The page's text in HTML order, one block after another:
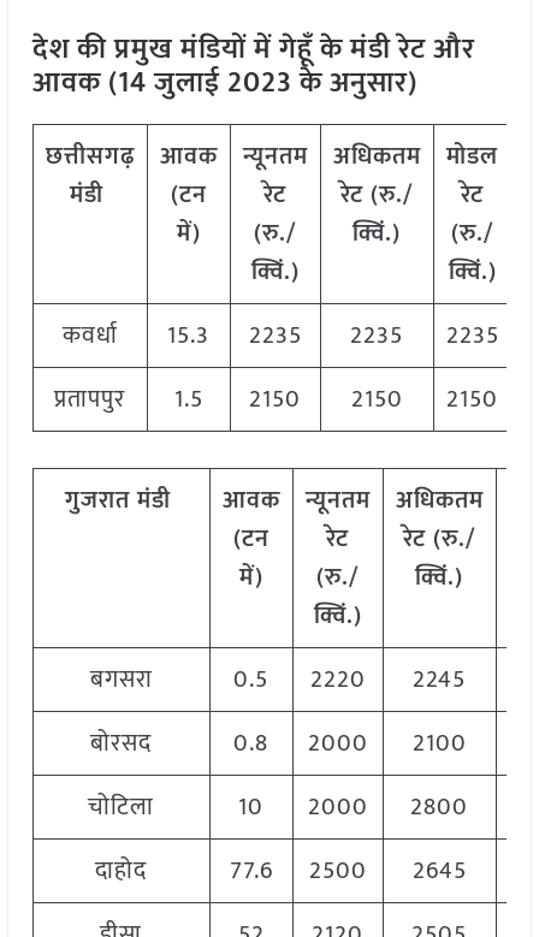
देश की प्रमुख मंडियों में गेहूँ के मंडी रेट और
आवक (14 जुलाई 2023 के अनुसार)
छत्तीसगढ़
मंडी
आवक
(टन
में)
न्यूनतम
रेट
(रु./
क्विं.)
अधिकतम
रेट (रु./
क्विं.)
मोडल
रेट
(रु./
क्विं.)
कवर्धा
15.3 2235 2235
2235
प्रतापपुर
1.5 2150 2150 2150
गुजरातमंडी
आवक
(टन
में)
न्यूनतम
रेट
(रु./
क्विं.)
अधिकतम
रेट (रु./
क्विं.)
बगसरा
0.5 2220 2245
बोरसद
0.8 2000 2100
चोटिला
10 2000 2800
दाहोद
77.6 2500 2645